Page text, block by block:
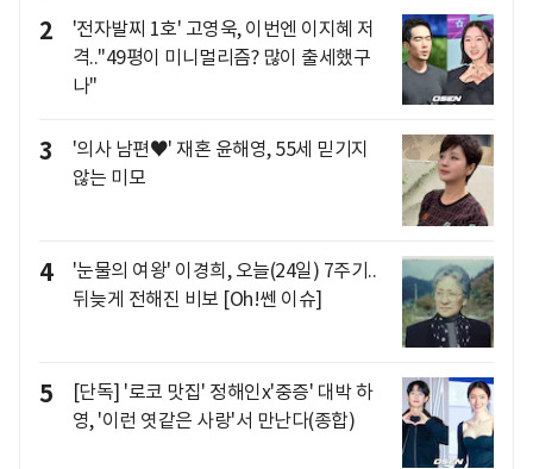
2
'전자발찌 1호' 고영욱, 이번엔 이지혜 저
격.."49평이 미니멀리즘? 많이 출세했구
나"
3
'의사 남편♥' 재혼 윤해영, 55세 믿기지
않는 미모
4
'눈물의 여왕' 이경희, 오늘(24일) 7주기..
뒤늦게 전해진 비보 [Oh!쎈 이슈]
5
[단독] '로코 맛집' 정해인x'중증' 대박 하
영, '이런 엿같은 사랑'서 만난다(종합)